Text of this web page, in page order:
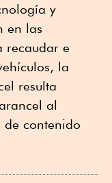
y
en las
recaudar e
la
resulta
al
de contenido